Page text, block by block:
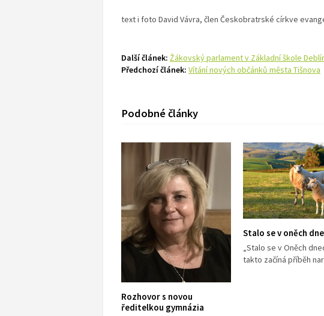
text i foto David Vávra, člen Českobratrské církve
Další článek: Žákovský parlament v Základní škole
Předchozí článek: Vítání nových občánků města Tišnova
Podobné články
Rozhovor s novou
ředitelkou gymnázia
Stalo se v oněch
„Stalo se v Oněch
takto začíná příběh